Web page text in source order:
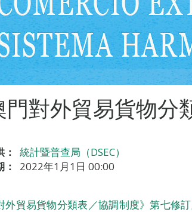
門對外貿易貨物
統計暨普查局（DSEC）
2022年1月1日 00:00
外貿易貨物分類表／協調制度》第七修